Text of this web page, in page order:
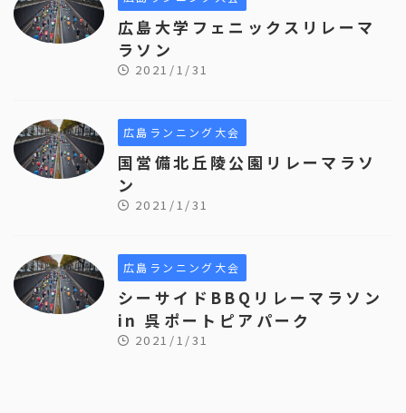
広島大学フェニックスリレーマ
ラソン
2021/1/31
広島ランニング大会
国営備北丘陵公園リレーマラソ
ン
2021/1/31
広島ランニング大会
シーサイドBBQリレーマラソン
in 呉ポートピアパーク
2021/1/31